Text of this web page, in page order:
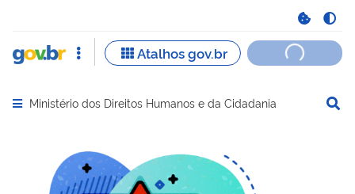
Abrir menu principal de navegação
Ministério dos Direitos Humanos e da Cidadania